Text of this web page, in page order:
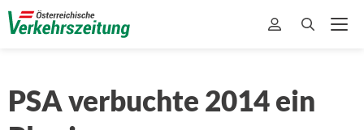
PSA verbuchte 2014 ein